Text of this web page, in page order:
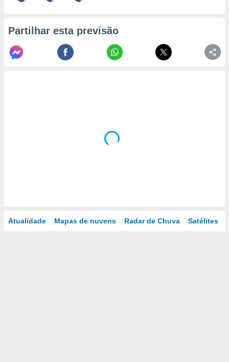
Partilhar esta previsão
Atualidade Mapas de nuvens Radar de Chuva Satélites